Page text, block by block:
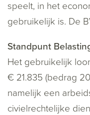
speelt, in het
gebruikelijk is. De
Standpunt
Het gebruikelijk
€ 21.835 (bedrag
namelijk een
civielrechtelijke